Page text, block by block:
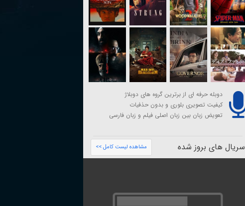
دوبله حرفه ای از برترین گروه های دوبلاژ
کیفیت تصویری بلوری و بدون حذفیات
تعویض زبان بین زبان اصلی فیلم و زبان فارسی
سریال های بروز شده مشاهده لیست کامل >>